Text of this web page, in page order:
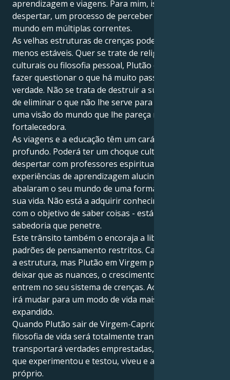
aprendizagem e viagens. Para mim, isto é um
despertar, um processo de perceber que vejo o
mundo em múltiplas correntes.
As velhas estruturas de crenças podem parecer
menos estáveis. Quer se trate de religião, tradições
culturais ou filosofia pessoal, Plutão está aqui para o
fazer questionar o que há muito passou como
verdade. Não se trata de destruir a sua fé, mas sim
de eliminar o que não lhe serve para que possa criar
uma visão do mundo que lhe pareça real e
fortalecedora.
As viagens e a educação têm um carácter mais
profundo. Poderá ter um choque cultural, um
despertar com professores espirituais ou
experiências de aprendizagem alucinantes que
abalaram o seu mundo de uma forma que orienta a
sua vida. Não está a adquirir conhecimentos apenas
com o objetivo de saber coisas - está à procura de
sabedoria que penetre.
Este trânsito também o encoraja a libertar-se de
padrões de pensamento restritos. Capricórnio adora
a estrutura, mas Plutão em Virgem pressiona-o a
deixar que as nuances, o crescimento e a flexibilidade
entrem no seu sistema de crenças. Ao assumir isto,
irá mudar para um modo de vida mais completo e
expandido.
Quando Plutão sair de Virgem-Capricórnio, a sua
filosofia de vida será totalmente transformada. Não
transportará verdades emprestadas, mas sabedoria
que experimentou e testou, viveu e aprendeu por si
próprio.